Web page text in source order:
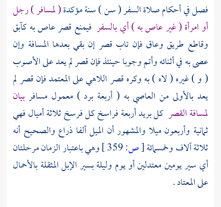
فصل في أحكام صلاة السفر ( سن ) سنة مؤكدة( لمسافر ) رجل
أو امرأة ( غير عاص به ) أي بالسفر فيمنع قصر عاص به كآبق
وقاطع طريق وعاق فإن تاب قصر إن بقي بعدها المسافة وإن
عصى به في أثنائه وأتم وجوبا حينئذ فإن قصر لم يعد على الأصوب
( و ) غيره ( لاه ) به وكره قصر اللاهي على المعتمد فإن قصر لم
يعد بالأولى من العاصي به ( أربعة برد ) معمول مسافر بيان
لمسافة القصر كل بريد أربعة فراسخ كل فرسخ ثلاثة أميال فهي
ثمانية وأربعون ميلا والمشهور أن الميل ألفا ذراع والصحيح أنه
ثلاثة آلاف وخمسمائة[ص:
وهي باعتبار الزمان مرحلتان
أي سير يومين معتدلين أو يوم وليلة بسير الإبل المثقلة بالأحمال
على المعتاد .